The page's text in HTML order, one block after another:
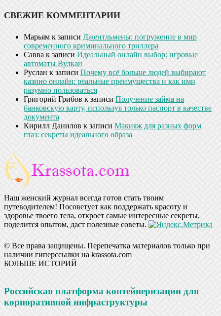
СВЕЖИЕ КОММЕНТАРИИ
Марьям к записи Джентльмены: погружение в мир
современного криминального триллера
Савва к записи Идеальный онлайн выбор: игровые
автоматы Вулкан
Руслан к записи Почему всё больше людей выбирают
казино онлайн: реальные преимущества и как ими
разумно пользоваться
Григорий Грибов к записи Получение займа на
банковскую карту, используя только паспорт в качестве
документа
Кирилл Данилов к записи Макияж для разных форм
глаз: секреты идеального образа
Наш женский журнал всегда готов стать твоим
путеводителем! Посоветует как поддержать красоту и
здоровье твоего тела, откроет самые интересные секреты,
поделится опытом, даст полезные советы.
© Все права защищены. Перепечатка материалов только при
наличии гиперссылки на krassota.com
БОЛЬШЕ ИСТОРИЙ
Российская платформа контейнеризации для
корпоративной инфраструктуры